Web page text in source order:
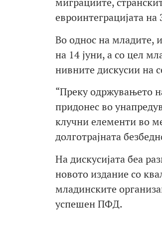
евроинтеграцијата
Во однос на младите,
на 14 јуни, а со цел
нивните дискусии на
“Преку одржувањето
придонес во
клучни елементи во
долготрајната
На дискусијата беа
новото издание со
младинските
успешен ПФД.